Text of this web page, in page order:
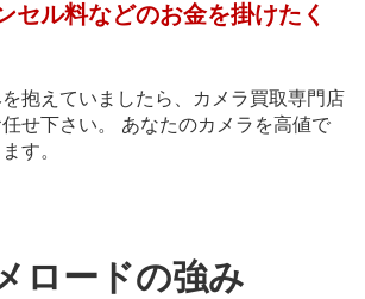
セル料などのお金を掛けたく
抱えていましたら、カメラ買取専門店
せ下さい。 あなたのカメラを高値で
す。
ロードの強み